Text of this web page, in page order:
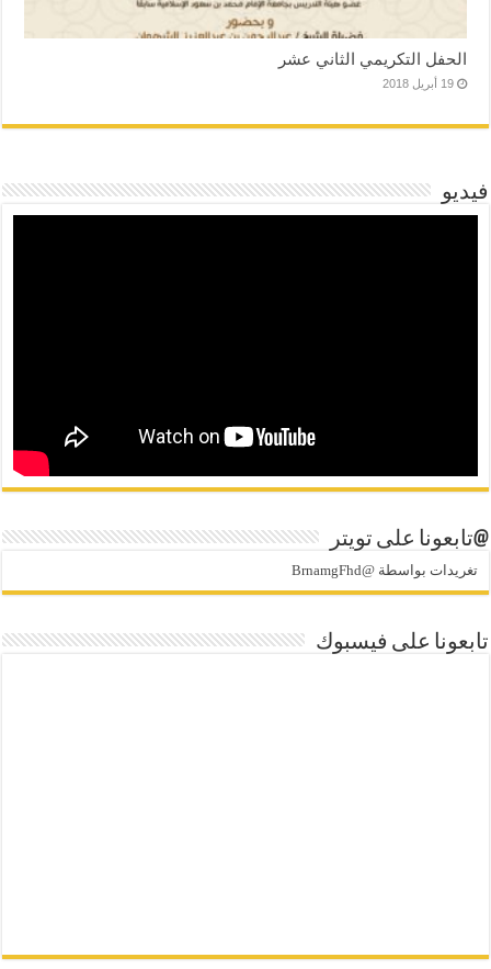
الحفل التكريمي الثاني عشر
19 أبريل 2018
فيديو
@تابعونا على تويتر
تغريدات بواسطة @BrnamgFhd
تابعونا على فيسبوك